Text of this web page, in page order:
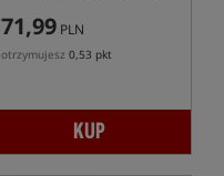
71,99 PLN
otrzymujesz 0,53 pkt
KUP